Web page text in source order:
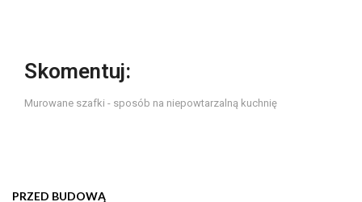
Skomentuj:
Murowane szafki - sposób na niepowtarzalną kuchnię
PRZED BUDOWĄ